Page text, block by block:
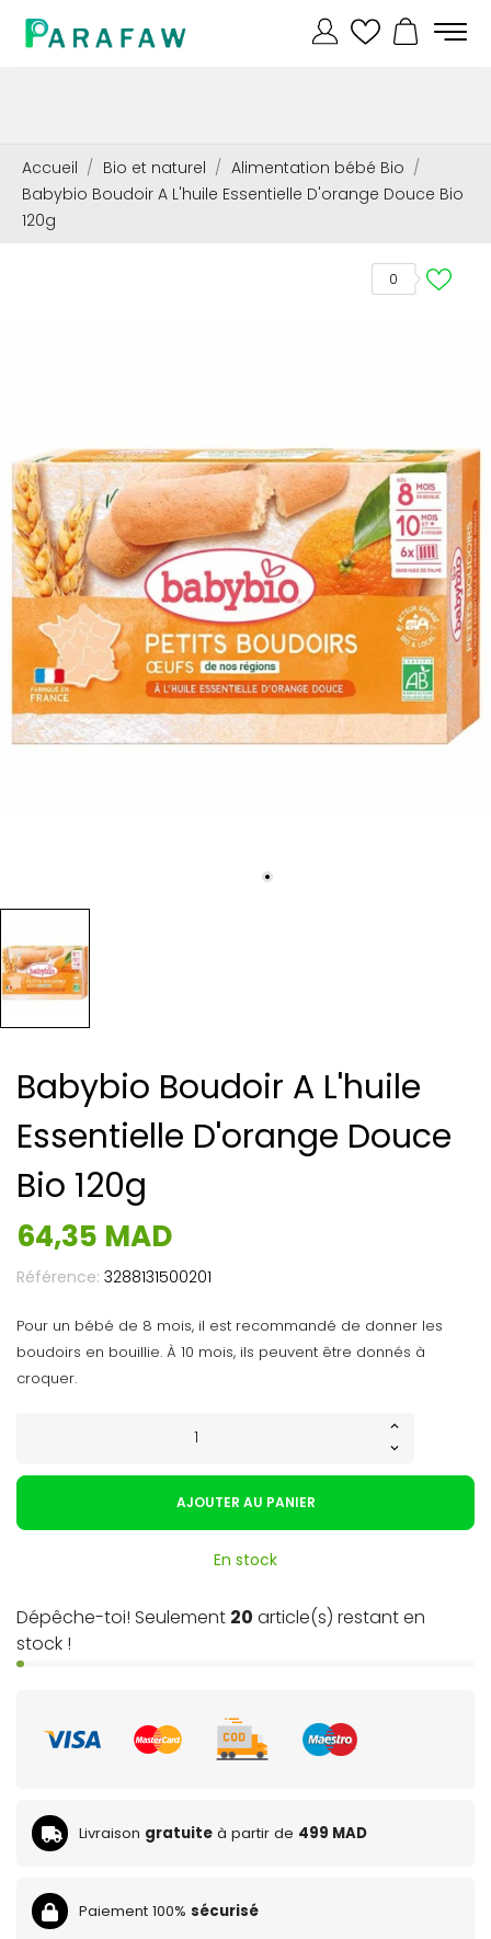
Accueil Bio et naturel
Alimentation bébé Bio
Babybio Boudoir A L'huile Essentielle D'orange Douce Bio
120g
0
Babybio Boudoir A L'huile
Essentielle D'orange Douce
Bio 120g
64,35 MAD
Référence: 3288131500201
Pour un bébé de 8 mois, il est recommandé de donner les
boudoirs en bouillie. À 10 mois, ils peuvent être donnés à
croquer.
AJOUTER AU PANIER
En stock
Dépêche-toi! Seulement 20 article(s) restant en
stock !
Livraison gratuite à partir de 499 MAD
Paiement 100% sécurisé